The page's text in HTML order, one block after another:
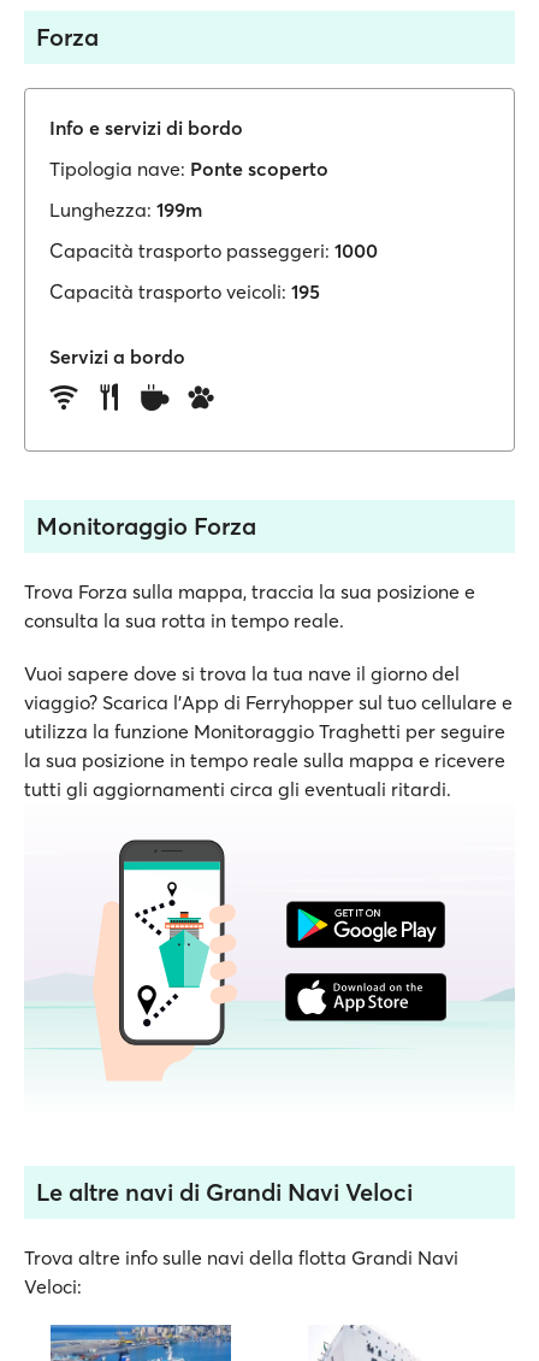
Forza
Info e servizi di bordo
Tipologia nave: Ponte scoperto
Lunghezza: 199m
Capacità trasporto passeggeri: 1000
Capacità trasporto veicoli: 195
Servizi a bordo
Monitoraggio Forza
Trova Forza sulla mappa, traccia la sua posizione e
consulta la sua rotta in tempo reale.
Vuoi sapere dove si trova la tua nave il giorno del
viaggio? Scarica l'App di Ferryhopper sul tuo cellulare e
utilizza la funzione Monitoraggio Traghetti per seguire
la sua posizione in tempo reale sulla mappa e ricevere
tutti gli aggiornamenti circa gli eventuali ritardi.
Le altre navi di Grandi Navi Veloci
Trova altre info sulle navi della flotta Grandi Navi
Veloci: